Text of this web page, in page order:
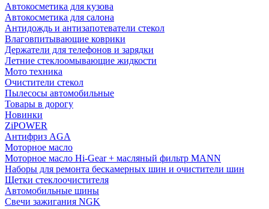
Автокосметика для кузова
Автокосметика для салона
Антидождь и антизапотеватели стекол
Влаговпитывающие коврики
Держатели для телефонов и зарядки
Летние стеклоомывающие жидкости
Мото техника
Очистители стекол
Пылесосы автомобильные
Товары в дорогу
Новинки
ZiPOWER
Антифриз AGA
Моторное масло
Моторное масло Hi-Gear + масляный фильтр MANN
Наборы для ремонта бескамерных шин и очистители шин
Щетки стеклоочистителя
Автомобильные шины
Свечи зажигания NGK